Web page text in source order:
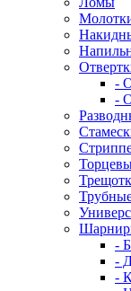
-
-
-
-
-